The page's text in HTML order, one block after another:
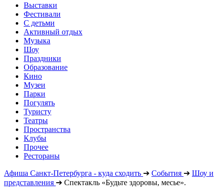
Выставки
Фестивали
С детьми
Активный отдых
Музыка
Шоу
Праздники
Образование
Кино
Музеи
Парки
Погулять
Туристу
Театры
Пространства
Клубы
Прочее
Рестораны
Афиша Санкт-Петербурга - куда сходить ➔ События ➔ Шоу и
представления ➔ Спектакль «Будьте здоровы, месье».